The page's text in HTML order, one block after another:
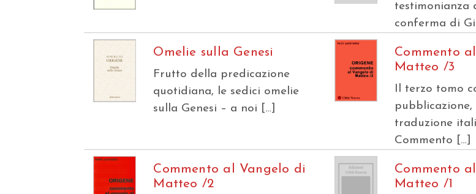
testimonianza
conferma di
Omelie sulla Genesi
Frutto della predicazione
quotidiana, le sedici omelie
sulla Genesi – a noi […]
Commento
Matteo /3
Il terzo tomo
traduzione
Commento […]
Commento al Vangelo di
Matteo /2
Commento
Matteo /1